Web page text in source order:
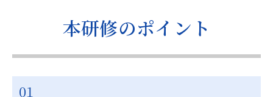
本研修のポイント